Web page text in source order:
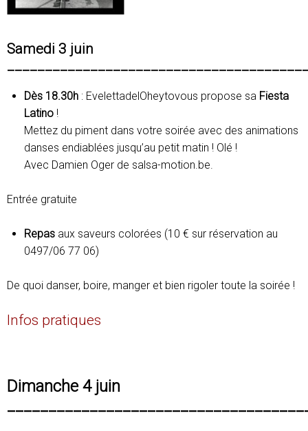
Samedi 3 juin
Dès 18.30h : EvelettadelOheytovous propose sa Fiesta
Latino !
Mettez du piment dans votre soirée avec des animations
danses endiablées jusqu’au petit matin ! Olé !
Avec Damien Oger de salsa-motion.be.
Entrée gratuite
Repas aux saveurs colorées (10 € sur réservation au
0497/06 77 06)
De quoi danser, boire, manger et bien rigoler toute la soirée !
Infos pratiques
Dimanche 4 juin